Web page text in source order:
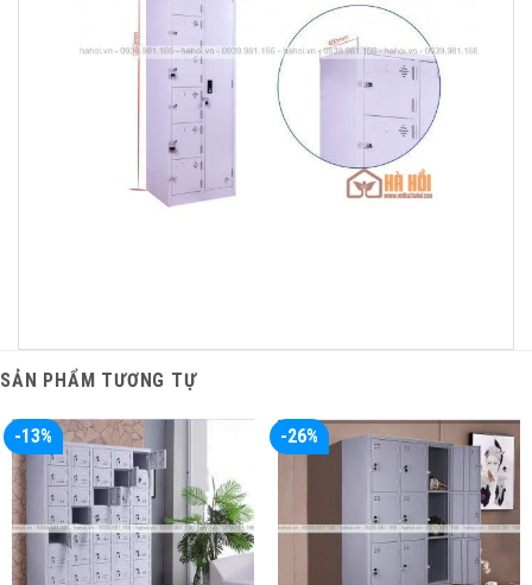
SẢN PHẨM TƯƠNG TỰ
-13% -26%